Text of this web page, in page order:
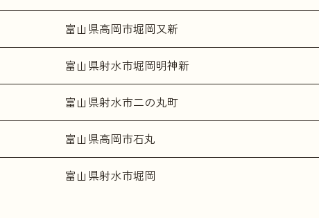
富山県高岡市堀岡又新
富山県射水市堀岡明神新
富山県射水市二の丸町
富山県高岡市石丸
富山県射水市堀岡